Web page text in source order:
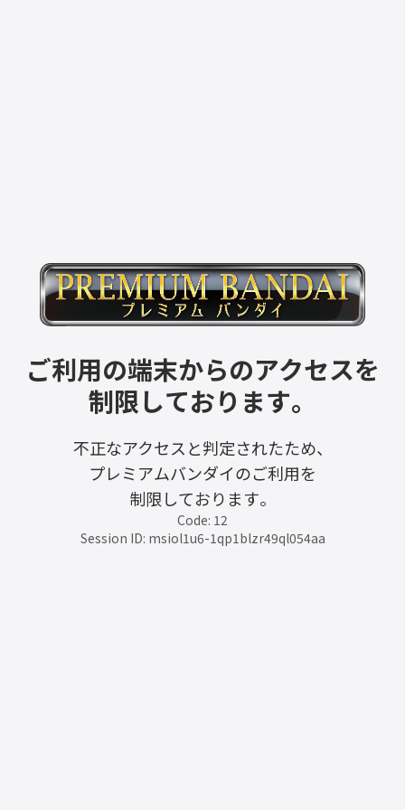
ご利用の端末からのアクセスを
制限しております。
不正なアクセスと判定されたため、
プレミアムバンダイのご利用を
制限しております。
Code: 12
Session ID: msiol1u6-1qp1blzr49ql054aa